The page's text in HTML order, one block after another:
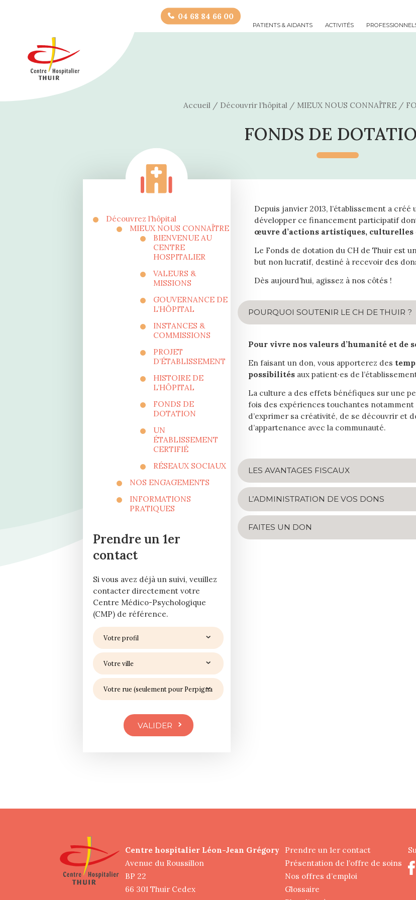
04 68 84 66 00
PATIENTS & AIDANTS ACTIVITÉS
Accueil / Découvrir l’hôpital / MIEUX NOUS CONNAÎTRE /
FONDS DE
Découvrez l’hôpital
MIEUX NOUS CONNAÎTRE
BIENVENUE AU
CENTRE
HOSPITALIER
VALEURS &
MISSIONS
GOUVERNANCE DE
L’HÔPITAL
INSTANCES &
COMMISSIONS
PROJET
D’ÉTABLISSEMENT
HISTOIRE DE
L’HÔPITAL
FONDS DE
DOTATION
UN
ÉTABLISSEMENT
CERTIFIÉ
RÉSEAUX SOCIAUX
NOS ENGAGEMENTS
INFORMATIONS
PRATIQUES
Prendre un 1er
contact
Si vous avez déjà un suivi, veuillez
contacter directement votre
Centre Médico-Psychologique
(CMP) de référence.
Depuis janvier 2013, l’établissement a
développer ce financement participatif
œuvre d’actions artistiques, culturelles
Le Fonds de dotation du CH de Thuir est
but non lucratif, destiné à recevoir des
Dès aujourd’hui, agissez à nos côtés !
POURQUOI SOUTENIR LE CH DE THUIR ?
Pour vivre nos valeurs d’humanité et de
En faisant un don, vous apporterez des
possibilitésaux patient·es de
La culture a des effets bénéfiques sur une
fois des expériences touchantes
d’exprimer sa créativité, de se découvrir et
d’appartenance avec la communauté.
LES AVANTAGES FISCAUX
L’ADMINISTRATION DE VOS DONS
FAITES UN DON
Centre hospitalier Léon-Jean Grégory
Avenue du Roussillon
BP 22
66 301 Thuir Cedex
Prendre un 1er contact
Présentation de l’offre de soins
Nos offres d’emploi
Glossaire